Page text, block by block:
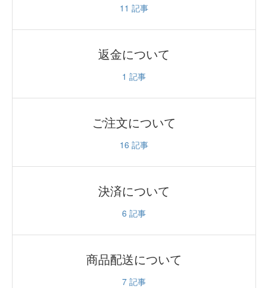
11 記事
返金について
1 記事
ご注文について
16 記事
決済について
6 記事
商品配送について
7 記事